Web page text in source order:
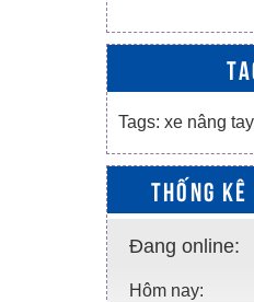
Tags: xe nâng tay
THỐNG
Đang online:
Hôm nay: